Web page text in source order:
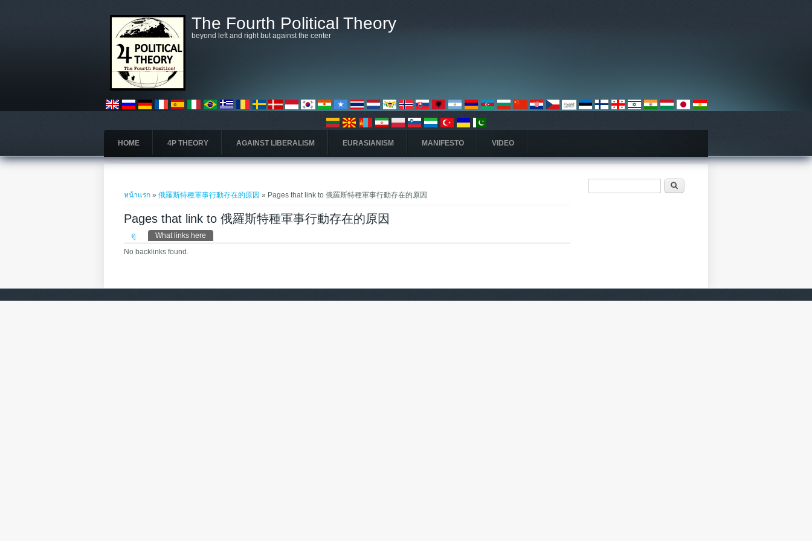
The Fourth Political Theory
beyond left and right but against the center
HOME 4P THEORY AGAINST LIBERALISM EURASIANISM MANIFESTO VIDEO
หน้าแรก »俄羅斯特種軍事行動存在的原因 » Pages that link to 俄羅斯特種軍事行動存在的原因
Pages that link to 俄羅斯特種軍事行動存在的原因
Primary tabs
ดู What links here
No backlinks found.